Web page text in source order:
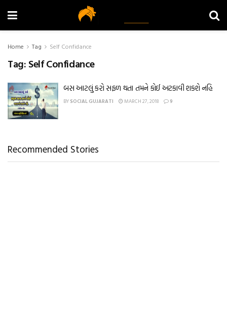
Home Tag Self Confidance
Tag: Self Confidance
બસ આટલું કરો સફળ થતા તમને કોઈ અટકાવી શકશે નહિ
BY SOCIAL GUJARATI MARCH 27, 2018 9
Recommended Stories